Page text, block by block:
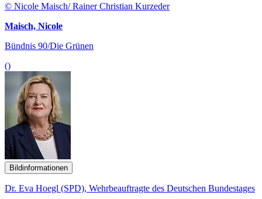
© Nicole Maisch/ Rainer Christian Kurzeder
Maisch, Nicole
Bündnis 90/Die Grünen
()
Bildinformationen
Dr. Eva Hoegl (SPD), Wehrbeauftragte des Deutschen Bundestages